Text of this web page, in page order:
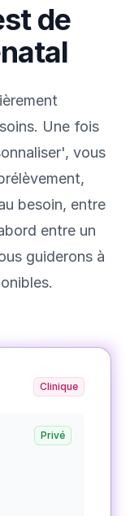
de
Une fois
vous
besoin, entre
entre un
guiderons à
Clinique
Privé